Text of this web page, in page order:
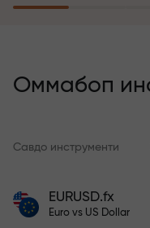
саёҳатга эга
6 ой ичида
Ҳисобни
Оммабоп
Савдо инструменти
EURUSD.fx
Euro vs US Dollar